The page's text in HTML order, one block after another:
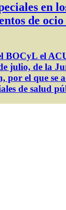
en
de
BOCyL el
julio, de la
por el que se
de salud